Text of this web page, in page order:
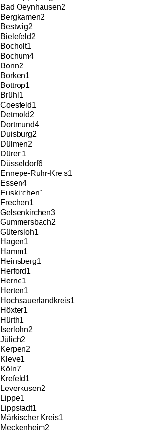
Bad Oeynhausen2
Bergkamen2
Bestwig2
Bielefeld2
Bocholt1
Bochum4
Bonn2
Borken1
Bottrop1
Brühl 1
Coesfeld1
Detmold2
Dortmund4
Duisburg2
Dülmen2
Düren1
Düsseldorf6
Ennepe-Ruhr-Kreis1
Essen4
Euskirchen1
Frechen1
Gelsenkirchen3
Gummersbach2
Gütersloh1
Hagen1
Hamm1
Heinsberg1
Herford1
Herne1
Herten1
Hochsauerlandkreis1
Höxter1
Hürth1
Iserlohn2
Jülich2
Kerpen2
Kleve1
Köln7
Krefeld1
Leverkusen2
Lippe1
Lippstadt1
Märkischer Kreis1
Meckenheim2